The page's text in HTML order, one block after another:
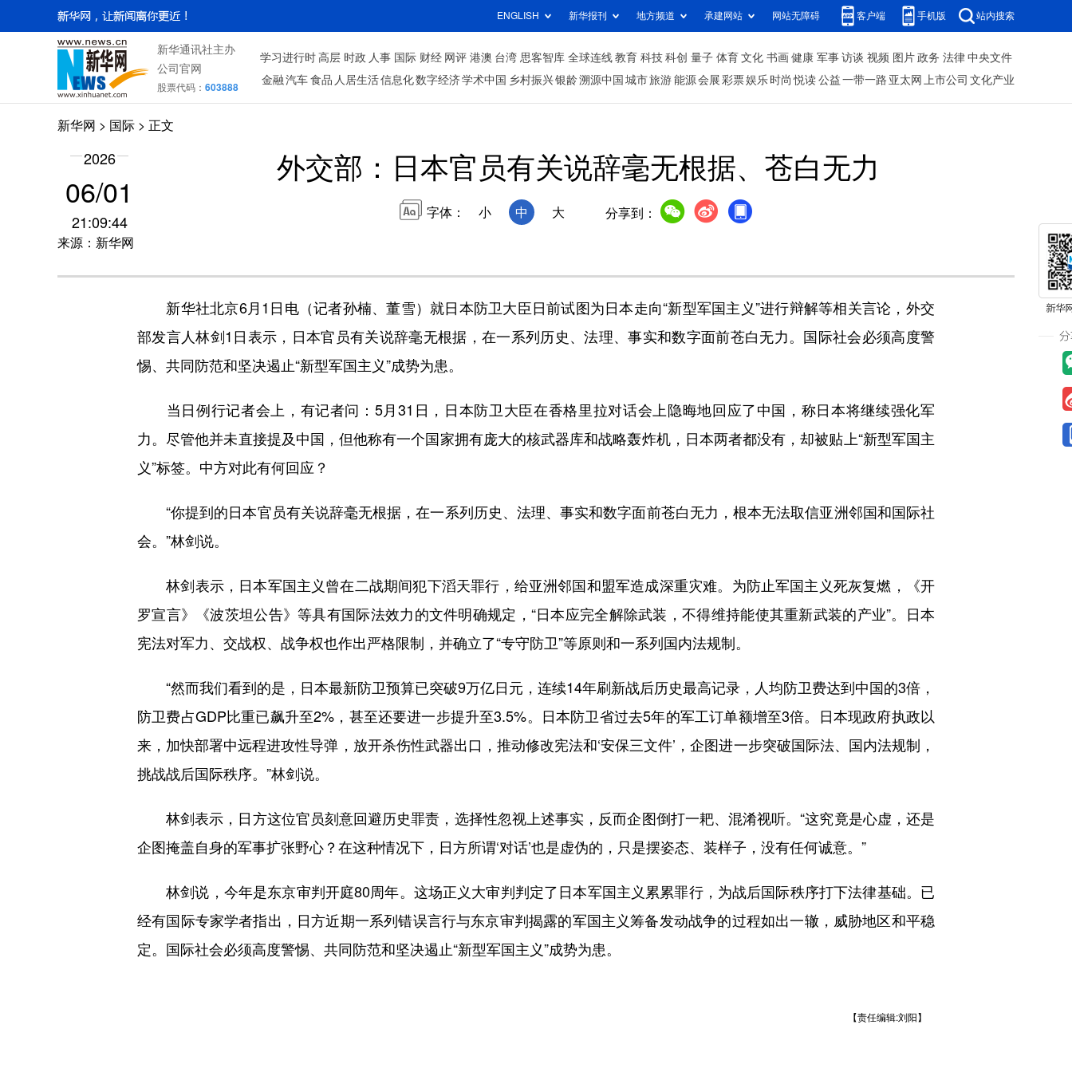
ENGLISH 新华报刊 地方频道 承建网站 网站无障碍 客户端 手机版 站内搜索
新华通讯社主办
公司官网
股票代码： 603888
学习进行时 高层 时政 人事 国际 财经 网评 港澳 台湾 思客智库 全球连线 教育 科技 科创 量子 体育 文化 书画 健康 军事 访谈 视频 图片 政务 法律 中央文件
金融 汽车 食品 人居生活信息化数字经济学术中国 乡村振兴银龄溯源中国 城市旅游 能源 会展 彩票娱乐 时尚 悦读 公益 一带一路 亚太网 上市公司 文化产业
新华网 > 国际 > 正文
2026
06/01
21:09:44
来源：新华网
外交部：日本官员有关说辞毫无根据、苍白无力
字体： 小 中 大 分享到：
新华社北京6月1日电（记者孙楠、董雪）就日本防卫大臣日前试图为日本走向“新型军国主义”进行辩解等相关言论，外交
部发言人林剑1日表示，日本官员有关说辞毫无根据，在一系列历史、法理、事实和数字面前苍白无力。国际社会必须高度警
惕、共同防范和坚决遏止“新型军国主义”成势为患。
当日例行记者会上，有记者问：5月31日，日本防卫大臣在香格里拉对话会上隐晦地回应了中国，称日本将继续强化军
力。尽管他并未直接提及中国，但他称有一个国家拥有庞大的核武器库和战略轰炸机，日本两者都没有，却被贴上“新型军国主
义”标签。中方对此有何回应？
“你提到的日本官员有关说辞毫无根据，在一系列历史、法理、事实和数字面前苍白无力，根本无法取信亚洲邻国和国际社
会。”林剑说。
林剑表示，日本军国主义曾在二战期间犯下滔天罪行，给亚洲邻国和盟军造成深重灾难。为防止军国主义死灰复燃，《开
罗宣言》《波茨坦公告》等具有国际法效力的文件明确规定，“日本应完全解除武装，不得维持能使其重新武装的产业”。日本
宪法对军力、交战权、战争权也作出严格限制，并确立了“专守防卫”等原则和一系列国内法规制。
“然而我们看到的是，日本最新防卫预算已突破9万亿日元，连续14年刷新战后历史最高记录，人均防卫费达到中国的3倍，
防卫费占GDP比重已飙升至2%，甚至还要进一步提升至3.5%。日本防卫省过去5年的军工订单额增至3倍。日本现政府执政以
来，加快部署中远程进攻性导弹，放开杀伤性武器出口，推动修改宪法和‘安保三文件’，企图进一步突破国际法、国内法规制，
挑战战后国际秩序。”林剑说。
林剑表示，日方这位官员刻意回避历史罪责，选择性忽视上述事实，反而企图倒打一耙、混淆视听。“这究竟是心虚，还是
企图掩盖自身的军事扩张野心？在这种情况下，日方所谓‘对话’也是虚伪的，只是摆姿态、装样子，没有任何诚意。”
林剑说，今年是东京审判开庭80周年。这场正义大审判判定了日本军国主义累累罪行，为战后国际秩序打下法律基础。已
经有国际专家学者指出，日方近期一系列错误言行与东京审判揭露的军国主义筹备发动战争的过程如出一辙，威胁地区和平稳
定。国际社会必须高度警惕、共同防范和坚决遏止“新型军国主义”成势为患。
【责任编辑:刘阳】